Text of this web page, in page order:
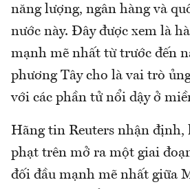
năng lượng, ngân hàng và
nước này. Đây được xem là
mạnh mẽ nhất từ trước đến
phương Tây cho là vai trò
với các phần tử nổi dậy ở
Hãng tin Reuters nhận
phạt trên mở ra một giai
đối đầu mạnh mẽ nhất giữa